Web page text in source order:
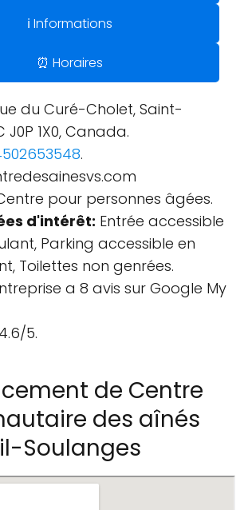
ℹ️ Informations
⏰ Horaires
du Curé-Cholet, Saint-
J0P 1X0, Canada.
.
pour personnes âgées.
d'intérêt: Entrée accessible
Parking accessible en
Toilettes non genrées.
a 8 avis sur Google My
4.6/5.
de Centre
des aînés
Soulanges